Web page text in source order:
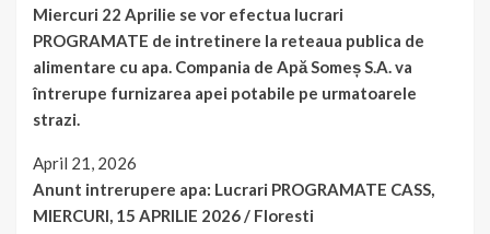
Miercuri 22 Aprilie se vor efectua lucrari
PROGRAMATE de intretinere la reteaua publica de
alimentare cu apa. Compania de Apă Someș S.A. va
întrerupe furnizarea apei potabile pe urmatoarele
strazi.
April 21, 2026
Anunt intrerupere apa: Lucrari PROGRAMATE CASS,
MIERCURI, 15 APRILIE 2026 / Floresti